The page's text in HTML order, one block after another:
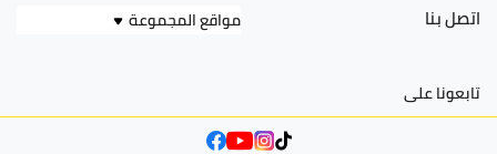
اتصل بنا
مواقع المجموعة
تابعونا على